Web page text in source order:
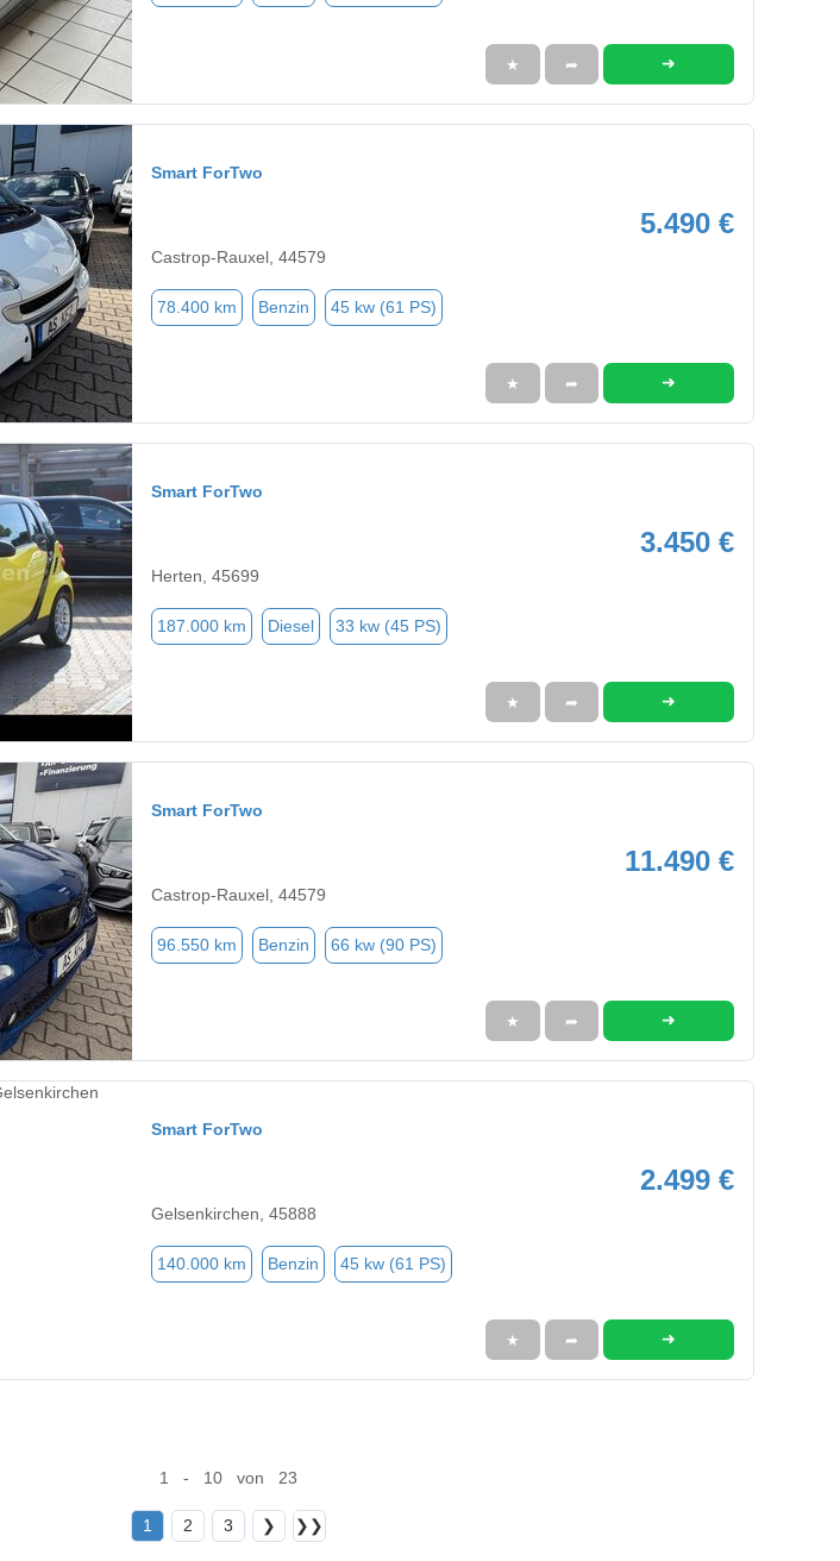
★ ➦ ➜
Smart ForTwo
5.490 €
Castrop-Rauxel, 44579
78.400 km Benzin 45 kw (61 PS)
★ ➦ ➜
Smart ForTwo
3.450 €
Herten, 45699
187.000 km Diesel 33 kw (45 PS)
★ ➦ ➜
Smart ForTwo
11.490 €
Castrop-Rauxel, 44579
96.550 km Benzin 66 kw (90 PS)
★ ➦ ➜
Smart ForTwo
2.499 €
Gelsenkirchen, 45888
140.000 km Benzin 45 kw (61 PS)
★ ➦ ➜
1 - 10 von 23
1 2 3 ❯ ❯❯